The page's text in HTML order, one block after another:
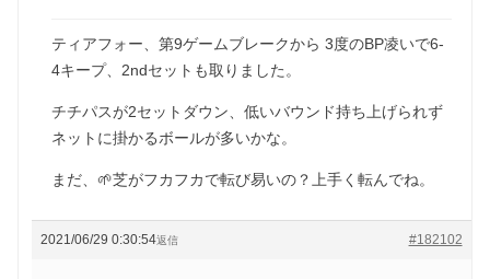
ティアフォー、第9ゲームブレークから 3度のBP凌いで6-
4キープ、2ndセットも取りました。
チチパスが2セットダウン、低いバウンド持ち上げられず
ネットに掛かるボールが多いかな。
まだ、🌱芝がフカフカで転び易いの？上手く転んでね。
2021/06/29 0:30:54 #182102
返信